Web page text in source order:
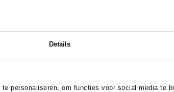
Details
personaliseren, om functies voor social media te